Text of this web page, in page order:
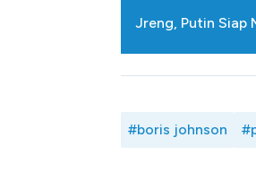
Jreng, Putin Siap
#boris johnson